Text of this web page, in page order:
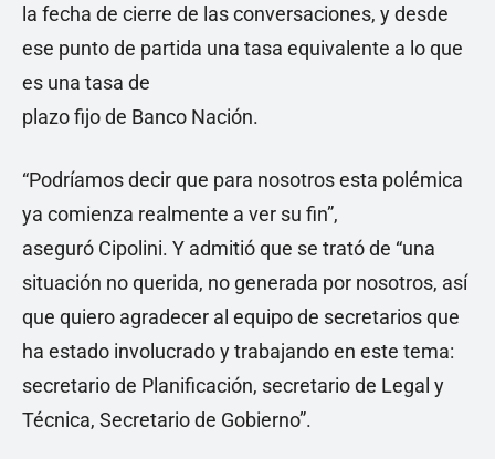
la fecha de cierre de las conversaciones, y desde
ese punto de partida una tasa equivalente a lo que
es una tasa de
plazo fijo de Banco Nación.
“Podríamos decir que para nosotros esta polémica
ya comienza realmente a ver su fin”,
aseguró Cipolini. Y admitió que se trató de “una
situación no querida, no generada por nosotros, así
que quiero agradecer al equipo de secretarios que
ha estado involucrado y trabajando en este tema:
secretario de Planificación, secretario de Legal y
Técnica, Secretario de Gobierno”.